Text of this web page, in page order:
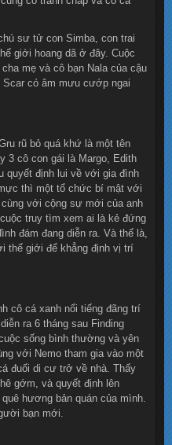
sư tử con Simba, con trai
giới hoang dã ở đây. Cuộc
mẹ và cô bạn Nala của cậu
có âm mưu cướp ngai
rũ bỏ quá khứ là một tên
3 cô con gái là Margo, Edith
quyết định lui về với gia đình
thì một tổ chức bí mật với
với cộng sự mới của anh
truy tìm xem ai là kẻ đứng
đám đang diễn ra. Và thế là,
thế giới để khẳng định vị trí
cô cá xanh nổi tiếng đãng trí
ra 6 tháng sau Finding
sống bình thường và yên
với Nemo tham gia vào một
đuối di cư trở về nhà. Thấy
gớm, và quyết định lên
hương bản quán của mình.
bạn mới.